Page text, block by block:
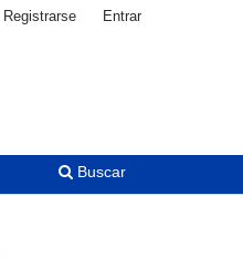
Buscar
Registrarse Entrar